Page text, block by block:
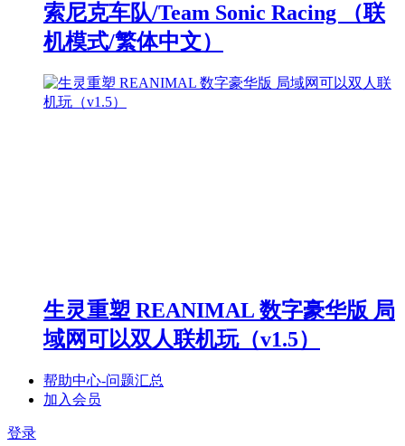
索尼克车队/Team Sonic Racing （联
机模式/繁体中文）
生灵重塑 REANIMAL 数字豪华版 局
域网可以双人联机玩（v1.5）
帮助中心-问题汇总
加入会员
登录